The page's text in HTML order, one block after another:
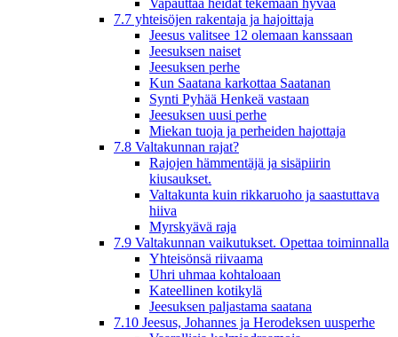
Vapauttaa heidät tekemään hyvää
7.7 yhteisöjen rakentaja ja hajoittaja
Jeesus valitsee 12 olemaan kanssaan
Jeesuksen naiset
Jeesuksen perhe
Kun Saatana karkottaa Saatanan
Synti Pyhää Henkeä vastaan
Jeesuksen uusi perhe
Miekan tuoja ja perheiden hajottaja
7.8 Valtakunnan rajat?
Rajojen hämmentäjä ja sisäpiirin
kiusaukset.
Valtakunta kuin rikkaruoho ja saastuttava
hiiva
Myrskyävä raja
7.9 Valtakunnan vaikutukset. Opettaa toiminnalla
Yhteisönsä riivaama
Uhri uhmaa kohtaloaan
Kateellinen kotikylä
Jeesuksen paljastama saatana
7.10 Jeesus, Johannes ja Herodeksen uusperhe